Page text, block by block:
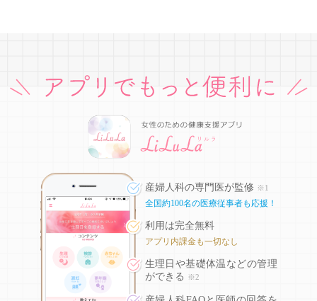
産婦人科の専門医が監修 ※1
全国約100名の医療従事者も応援！
利用は完全無料
アプリ内課金も一切なし
生理日や基礎体温などの管理
ができる
※2